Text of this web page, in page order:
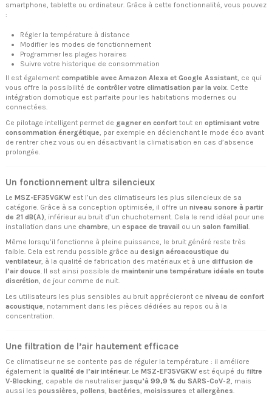
smartphone, tablette ou ordinateur. Grâce à cette fonctionnalité, vous pouvez
:
Régler la température à distance
Modifier les modes de fonctionnement
Programmer les plages horaires
Suivre votre historique de consommation
Il est également compatible avec Amazon Alexa et Google Assistant, ce qui
vous offre la possibilité de contrôler votre climatisation par la voix. Cette
intégration domotique est parfaite pour les habitations modernes ou
connectées.
Ce pilotage intelligent permet de gagner en confort tout en optimisant votre
consommation énergétique , par exemple en déclenchant le mode éco avant
de rentrer chez vous ou en désactivant la climatisation en cas d’absence
prolongée.
Un fonctionnement ultra silencieux
Le MSZ-EF35VGKW est l’un des climatiseurs les plus silencieux de sa
catégorie. Grâce à sa conception optimisée, il offre un niveau sonore à partir
de 21 dB(A) , inférieur au bruit d’un chuchotement. Cela le rend idéal pour une
installation dans une chambre , un espace de travail ou un salon familial
Même lorsqu’il fonctionne à pleine puissance, le bruit généré reste très
faible. Cela est rendu possible grâce au design aéroacoustique du
ventilateur, à la qualité de fabrication des matériaux et à une diffusion de
l’air douce. Il est ainsi possible de maintenir une température idéale en toute
discrétion, de jour comme de nuit.
Les utilisateurs les plus sensibles au bruit apprécieront ce niveau de confort
acoustique , notamment dans les pièces dédiées au repos ou à la
concentration.
Une filtration de l’air hautement efficace
Ce climatiseur ne se contente pas de réguler la température : il améliore
également la qualité de l’air intérieur. Le MSZ-EF35VGKW est équipé du filtre
V-Blocking , capable de neutraliser jusqu’à 99,9 % du SARS-CoV-2 , mais
aussi les poussières pollens bactéries moisissures et allergènes